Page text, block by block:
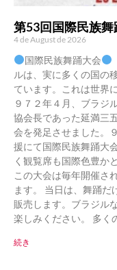
第53回国際民族舞
4 de August de 2026
国際民族舞踊大会
ルは、実に多くの国の
ています。これは世界
９７２年４月、ブラジ
協会長であった延満三
会を発足させました。
援にて国際民族舞踊大
く観覧席も国際色豊か
この大会は毎年開催さ
ます。 当日は、舞踊だ
販売します。ブラジル
楽しみください。 多く
続き